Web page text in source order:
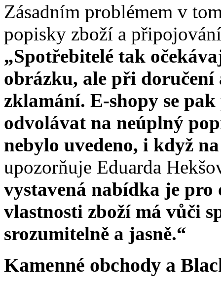
Zásadním problémem v
popisky zboží a
„Spotřebitelé tak
obrázku, ale při doručení
zklamání. E-shopy se
odvolávat na neúplný
nebylo uvedeno, i když
upozorňuje Eduarda
vystavená nabídka je pro
vlastnosti zboží má vůči
srozumitelně a jasně.“
Kamenné obchody a